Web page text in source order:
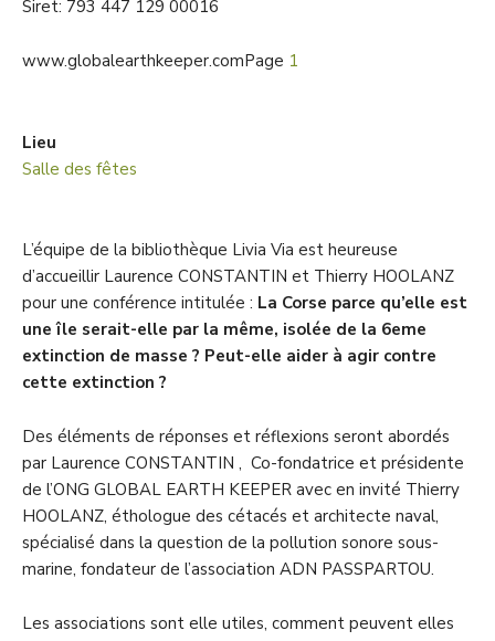
Siret: 793 447 129 00016
www.globalearthkeeper.comPage 1
Lieu
Salle des fêtes
L’équipe de la bibliothèque Livia Via est heureuse
d’accueillir Laurence CONSTANTIN et Thierry HOOLANZ
pour une conférence intitulée : La Corse parce qu’elle est
une île serait-elle par la même, isolée de la 6eme
extinction de masse ? Peut-elle aider à agir contre
cette extinction ?
Des éléments de réponses et réflexions seront abordés
par Laurence CONSTANTIN , Co-fondatrice et présidente
de l’ONG GLOBAL EARTH KEEPER avec en invité Thierry
HOOLANZ, éthologue des cétacés et architecte naval,
spécialisé dans la question de la pollution sonore sous-
marine, fondateur de l’association ADN PASSPARTOU.
Les associations sont elle utiles, comment peuvent elles